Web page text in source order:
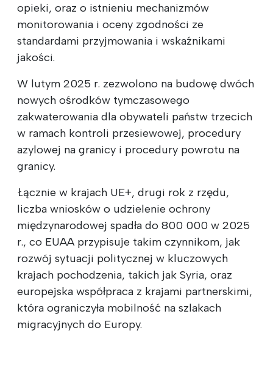
opieki, oraz o istnieniu mechanizmów
monitorowania i oceny zgodności ze
standardami przyjmowania i wskaźnikami
jakości.
W lutym 2025 r. zezwolono na budowę dwóch
nowych ośrodków tymczasowego
zakwaterowania dla obywateli państw trzecich
w ramach kontroli przesiewowej, procedury
azylowej na granicy i procedury powrotu na
granicy.
Łącznie w krajach UE+, drugi rok z rzędu,
liczba wniosków o udzielenie ochrony
międzynarodowej spadła do 800 000 w 2025
r., co EUAA przypisuje takim czynnikom, jak
rozwój sytuacji politycznej w kluczowych
krajach pochodzenia, takich jak Syria, oraz
europejska współpraca z krajami partnerskimi,
która ograniczyła mobilność na szlakach
migracyjnych do Europy.